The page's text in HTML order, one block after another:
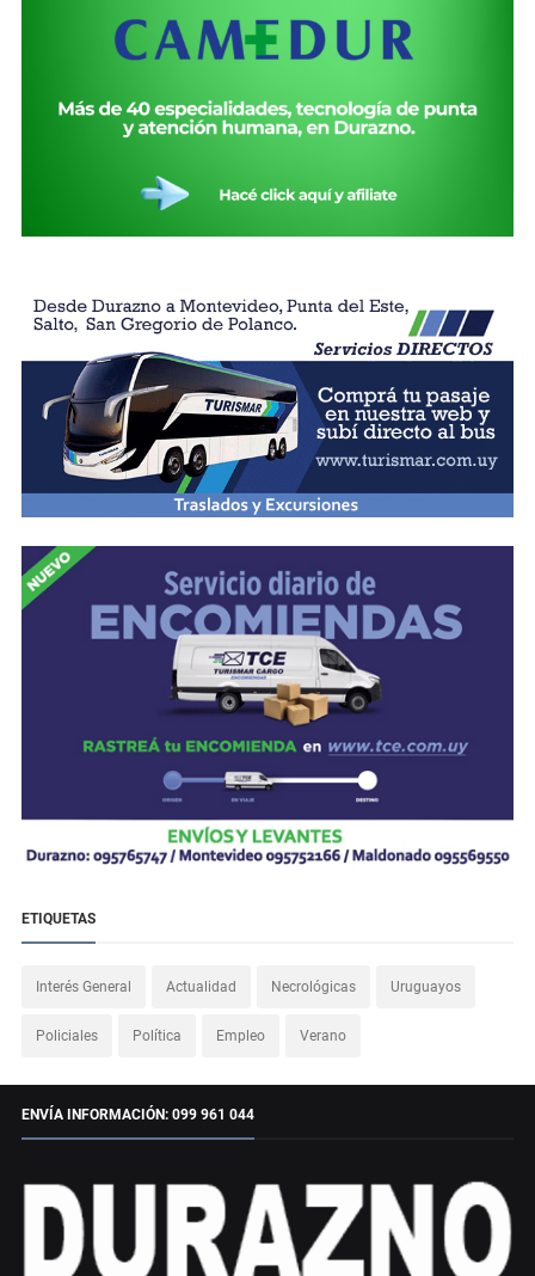
ETIQUETAS
Interés General Actualidad Necrológicas Uruguayos
Policiales Política Empleo Verano
ENVÍA INFORMACIÓN: 099 961 044